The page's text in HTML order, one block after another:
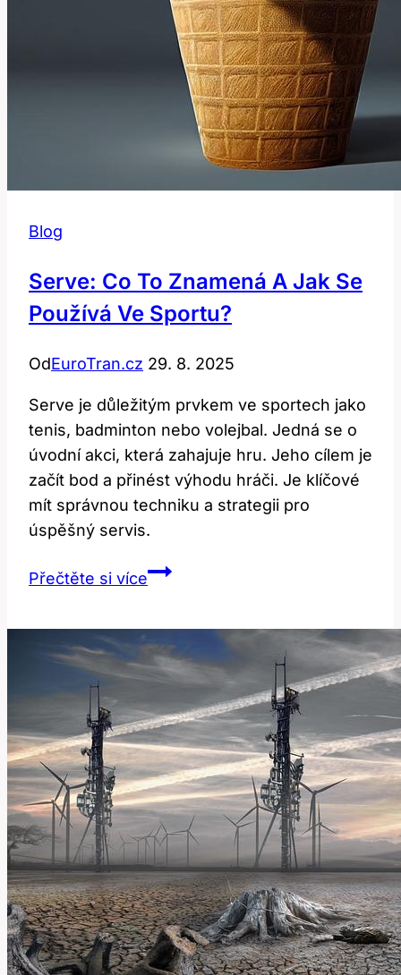
Blog
Serve: Co To Znamená A Jak Se
Používá Ve Sportu?
OdEuroTran.cz 29. 8. 2025
Serve je důležitým prvkem ve sportech jako
tenis, badminton nebo volejbal. Jedná se o
úvodní akci, která zahajuje hru. Jeho cílem je
začít bod a přinést výhodu hráči. Je klíčové
mít správnou techniku a strategii pro
úspěšný servis.
Přečtěte si víceServe:
znamená
a
se
používá
ve
sportu?